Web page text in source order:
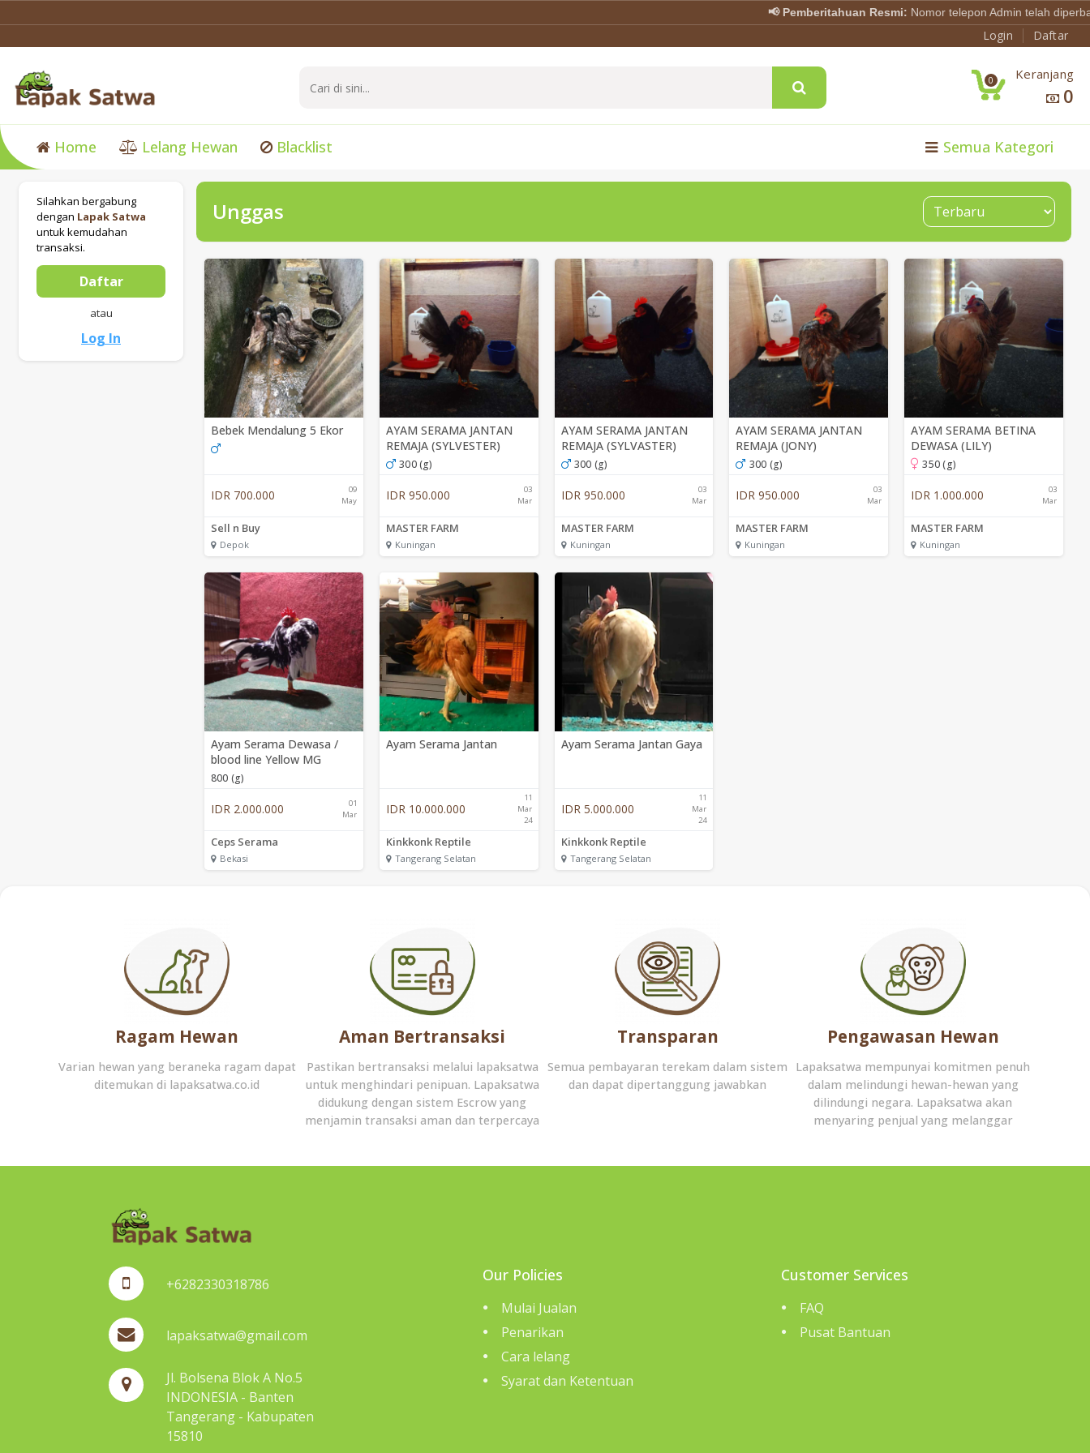
📢 Pemberitahuan Resmi:Nomor telepon Admin telah diperbarui
Login Daftar
0 Keranjang
0
Home Lelang Hewan Blacklist Semua Kategori
Silahkan bergabung
dengan Lapak Satwa
untuk kemudahan
transaksi.
Daftar
atau
Log In
Unggas
Bebek Mendalung 5 Ekor
IDR 700.000
09
May
Sell n Buy
Depok
AYAM SERAMA JANTAN
REMAJA (SYLVESTER)
300 (g)
IDR 950.000
03
Mar
MASTER FARM
Kuningan
AYAM SERAMA JANTAN
REMAJA (SYLVASTER)
300 (g)
IDR 950.000
03
Mar
MASTER FARM
Kuningan
AYAM SERAMA JANTAN
REMAJA (JONY)
300 (g)
IDR 950.000
03
Mar
MASTER FARM
Kuningan
AYAM SERAMA BETINA
DEWASA (LILY)
350 (g)
IDR 1.000.000
03
Mar
MASTER FARM
Kuningan
Ayam Serama Dewasa /
blood line Yellow MG
800 (g)
IDR 2.000.000
01
Mar
Ceps Serama
Bekasi
Ayam Serama Jantan
IDR 10.000.000
11
Mar
24
Kinkkonk Reptile
Tangerang Selatan
Ayam Serama Jantan Gaya
IDR 5.000.000
11
Mar
24
Kinkkonk Reptile
Tangerang Selatan
Ragam Hewan
Varian hewan yang beraneka ragam dapat
ditemukan di lapaksatwa.co.id
Aman Bertransaksi
Pastikan bertransaksi melalui lapaksatwa
untuk menghindari penipuan. Lapaksatwa
didukung dengan sistem Escrow yang
menjamin transaksi aman dan terpercaya
Transparan
Semua pembayaran terekam dalam sistem
dan dapat dipertanggung jawabkan
Pengawasan Hewan
Lapaksatwa mempunyai komitmen penuh
dalam melindungi hewan-hewan yang
dilindungi negara. Lapaksatwa akan
menyaring penjual yang melanggar
+6282330318786
lapaksatwa@gmail.com
Jl. Bolsena Blok A No.5
INDONESIA - Banten
Tangerang - Kabupaten
15810
Our Policies
Mulai Jualan
Penarikan
Cara lelang
Syarat dan Ketentuan
Customer Services
FAQ
Pusat Bantuan